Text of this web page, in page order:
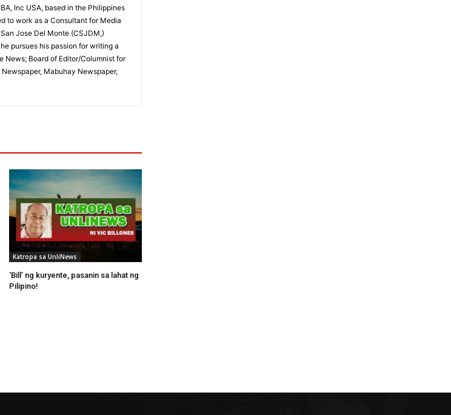
Inc USA, based in the Philippines
to work as a Consultant for Media
Jose Del Monte (CSJDM,)
pursues his passion for writing a
News; Board of Editor/Columnist for
Mabuhay Newspaper,
Katropa sa UnliNews
‘Bill’ ng kuryente, pasanin sa lahat ng
Pilipino!